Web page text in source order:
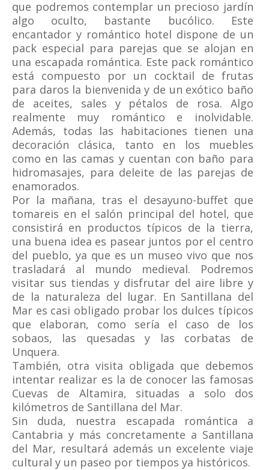
que podremos contemplar un precioso jardín
algo oculto, bastante bucólico. Este
encantador y romántico hotel dispone de un
pack especial para parejas que se alojan en
una escapada romántica. Este pack romántico
está compuesto por un cocktail de frutas
para daros la bienvenida y de un exótico baño
de aceites, sales y pétalos de rosa. Algo
realmente muy romántico e inolvidable.
Además, todas las habitaciones tienen una
decoración clásica, tanto en los muebles
como en las camas y cuentan con baño para
hidromasajes, para deleite de las parejas de
enamorados.
Por la mañana, tras el desayuno-buffet que
tomareis en el salón principal del hotel, que
consistirá en productos típicos de la tierra,
una buena idea es pasear juntos por el centro
del pueblo, ya que es un museo vivo que nos
trasladará al mundo medieval. Podremos
visitar sus tiendas y disfrutar del aire libre y
de la naturaleza del lugar. En Santillana del
Mar es casi obligado probar los dulces típicos
que elaboran, como sería el caso de los
sobaos, las quesadas y las corbatas de
Unquera.
También, otra visita obligada que debemos
intentar realizar es la de conocer las famosas
Cuevas de Altamira, situadas a solo dos
kilómetros de Santillana del Mar.
Sin duda, nuestra escapada romántica a
Cantabria y más concretamente a Santillana
del Mar, resultará además un excelente viaje
cultural y un paseo por tiempos ya históricos.